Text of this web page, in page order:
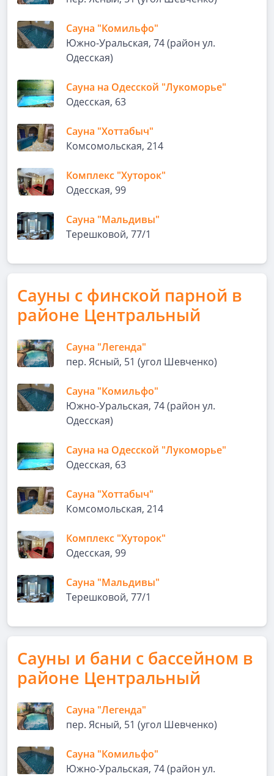
Сауна "Комильфо"
Южно-Уральская, 74 (район ул.
Одесская)
Сауна на Одесской "Лукоморье"
Одесская, 63
Сауна "Хоттабыч"
Комсомольская, 214
Комплекс "Хуторок"
Одесская, 99
Сауна "Мальдивы"
Терешковой, 77/1
Сауны с финской парной в
районе Центральный
Сауна "Легенда"
пер. Ясный, 51 (угол Шевченко)
Сауна "Комильфо"
Южно-Уральская, 74 (район ул.
Одесская)
Сауна на Одесской "Лукоморье"
Одесская, 63
Сауна "Хоттабыч"
Комсомольская, 214
Комплекс "Хуторок"
Одесская, 99
Сауна "Мальдивы"
Терешковой, 77/1
Сауны и бани с бассейном в
районе Центральный
Сауна "Легенда"
пер. Ясный, 51 (угол Шевченко)
Сауна "Комильфо"
Южно-Уральская, 74 (район ул.